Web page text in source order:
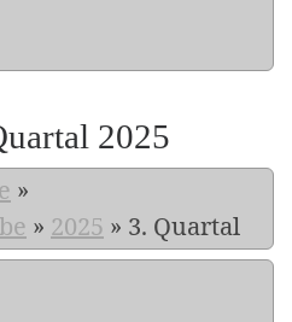
2025
»
» 2025 » 3. Quartal